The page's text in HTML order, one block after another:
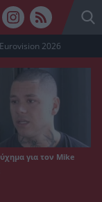
Eurovision 2026
για τον Mike